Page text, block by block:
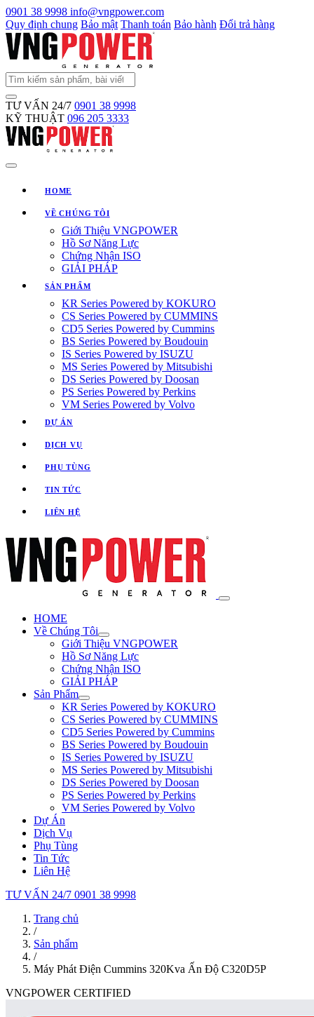
0901 38 9998 info@vngpower.com
Quy định chung Bảo mật Thanh toán Bảo hành Đổi trả hàng
TƯ VẤN 24/7 0901 38 9998
KỸ THUẬT 096 205 3333
HOME
VỀ CHÚNG TÔI
Giới Thiệu VNGPOWER
Hồ Sơ Năng Lực
Chứng Nhận ISO
GIẢI PHÁP
SẢN PHẨM
KR Series Powered by KOKURO
CS Series Powered by CUMMINS
CD5 Series Powered by Cummins
BS Series Powered by Boudouin
IS Series Powered by ISUZU
MS Series Powered by Mitsubishi
DS Series Powered by Doosan
PS Series Powered by Perkins
VM Series Powered by Volvo
DỰ ÁN
DỊCH VỤ
PHỤ TÙNG
TIN TỨC
LIÊN HỆ
HOME
Về Chúng Tôi
Giới Thiệu VNGPOWER
Hồ Sơ Năng Lực
Chứng Nhận ISO
GIẢI PHÁP
Sản Phẩm
KR Series Powered by KOKURO
CS Series Powered by CUMMINS
CD5 Series Powered by Cummins
BS Series Powered by Boudouin
IS Series Powered by ISUZU
MS Series Powered by Mitsubishi
DS Series Powered by Doosan
PS Series Powered by Perkins
VM Series Powered by Volvo
Dự Án
Dịch Vụ
Phụ Tùng
Tin Tức
Liên Hệ
TƯ VẤN 24/7 0901 38 9998
Trang chủ
/
Sản phẩm
/
Máy Phát Điện Cummins 320Kva Ấn Độ C320D5P
VNGPOWER CERTIFIED